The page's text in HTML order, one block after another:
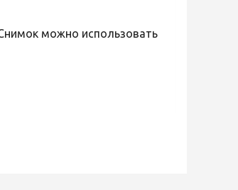
можно использовать